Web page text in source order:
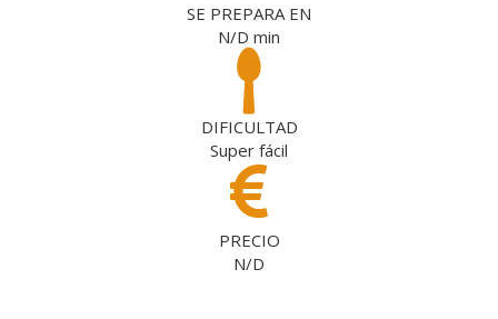
SE PREPARA EN
N/D min
DIFICULTAD
Super fácil
PRECIO
N/D